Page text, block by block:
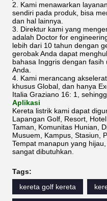
2. Kami menawarkan
sendiri pada produk, bisa
dan hal lainnya.
3. Direktur kami yang
adalah Doctor for
lebih dari 10 tahun dengan
gerobak Anda dapat
bahasa Inggris dengan
Anda.
4. Kami merancang
khusus Global, dan hanya
Italia Graziano 16: 1,
Aplikasi
Kereta listrik kami dapat
Lapangan Golf, Resort,
Taman, Komunitas Hunian,
Musuem, Kampus, Stasiun,
Tempat manapun yang
sangat dibutuhkan.
Tags:
kereta golf kereta